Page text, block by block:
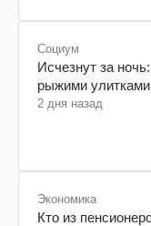
Социум
Исчезнут за
рыжими улитками
2 дня назад
Экономика
Кто из